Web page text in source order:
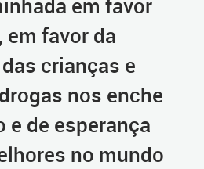
em favor da
crianças e
nos enche
e de esperança
no mundo